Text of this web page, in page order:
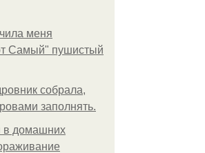
меня
Самый" пушистый
собрала,
заполнять.
в домашних